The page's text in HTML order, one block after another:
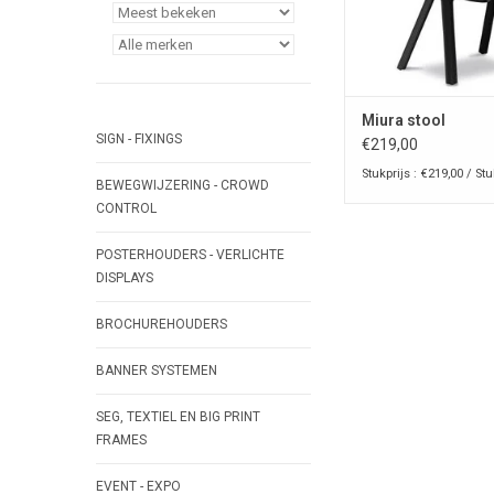
SIGN - FIXINGS
BEWEGWIJZERING - CROWD
CONTROL
POSTERHOUDERS - VERLICHTE
DISPLAYS
BROCHUREHOUDERS
BANNER SYSTEMEN
SEG, TEXTIEL EN BIG PRINT
FRAMES
EVENT - EXPO
Miura stool
€219,00
Stukprijs : €219,00 /